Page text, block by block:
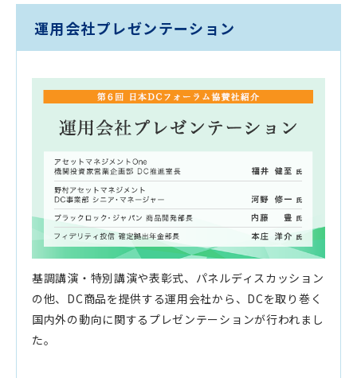
運用会社プレゼンテーション
基調講演・特別講演や表彰式、パネルディスカッション
の他、DC商品を提供する運用会社から、DCを取り巻く
国内外の動向に関するプレゼンテーションが行われまし
た。